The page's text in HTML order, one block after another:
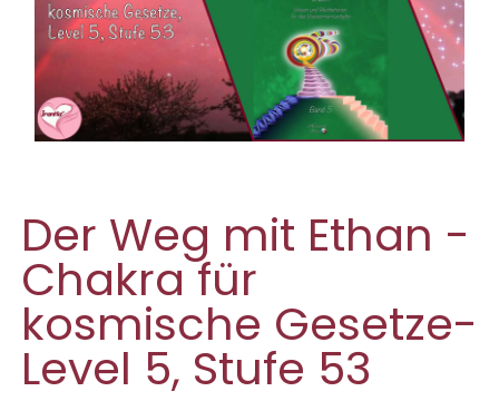
Der Weg mit Ethan -
Chakra für
kosmische Gesetze-
Level 5, Stufe 53